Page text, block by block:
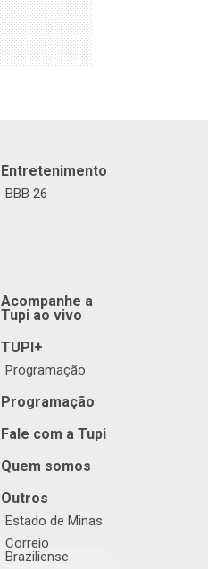
Entretenimento
BBB 26
Acompanhe a
Tupi ao vivo
TUPI+
Programação
Programação
Fale com a Tupi
Quem somos
Outros
Estado de Minas
Correio
Braziliense